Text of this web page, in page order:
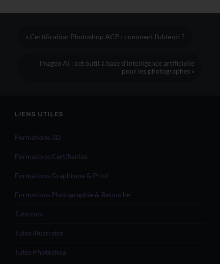
« Certification Photoshop ACP : comment l’obtenir ?
Imagen AI : cet outil à base d’intelligence artificielle
pour les photographes »
LIENS UTILES
Formations 3D
Formations Certifiantes
Formations Graphisme & Print
Formations Photographie & Retouche
Tuto.com
Tutos Illustrator
Tutos Photoshop